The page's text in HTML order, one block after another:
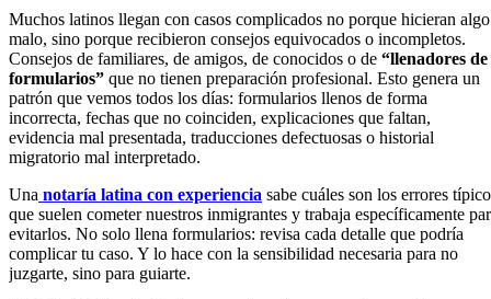
Muchos latinos llegan con casos complicados no porque hicieran algo
malo, sino porque recibieron consejos equivocados o incompletos.
Consejos de familiares, de amigos, de conocidos o de “llenadores de
formularios” que no tienen preparación profesional. Esto genera un
patrón que vemos todos los días: formularios llenos de forma
incorrecta, fechas que no coinciden, explicaciones que faltan,
evidencia mal presentada, traducciones defectuosas o historial
migratorio mal interpretado.
Una notaría latina con experiencia sabe cuáles son los errores
que suelen cometer nuestros inmigrantes y trabaja específicamente
evitarlos. No solo llena formularios: revisa cada detalle que podría
complicar tu caso. Y lo hace con la sensibilidad necesaria para no
juzgarte, sino para guiarte.